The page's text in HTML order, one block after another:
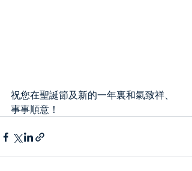
祝您在聖誕節及新的一年裏和氣致祥、
事事順意！